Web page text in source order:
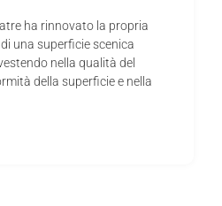
ha rinnovato la propria
una superficie scenica
nella qualità del
della superficie e nella
rinnova la superficie del palcoscenico con